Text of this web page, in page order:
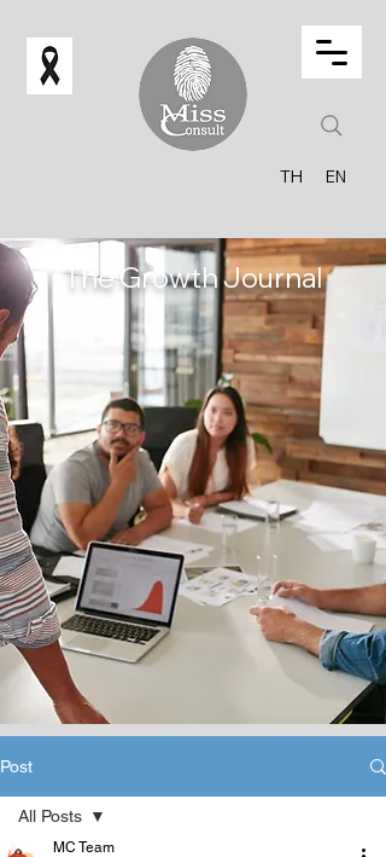
TH EN
The Growth Journal
Post
All Posts
MC Team